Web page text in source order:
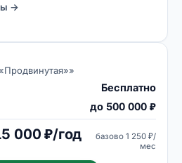
→
»
Бесплатно
до 500 000 ₽
000 ₽/год базово 1 250 ₽/
мес